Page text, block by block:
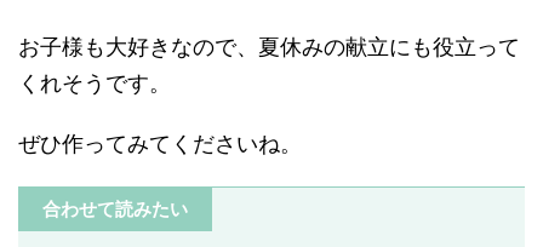
お子様も大好きなので、夏休みの献立にも役立って
くれそうです。
ぜひ作ってみてくださいね。
合わせて読みたい